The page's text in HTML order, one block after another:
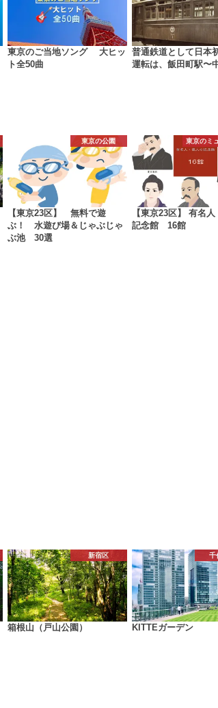
東京のご当地ソング 大ヒッ
ト全50曲
普通鉄道として日本
運転は、飯田町駅〜
東京の公園
【東京23区】 無料で遊
ぶ！ 水遊び場＆じゃぶじゃ
ぶ池 30選
東京のミ
【東京23区】 有名
記念館 16館
新宿区
箱根山（戸山公園）
千
KITTEガーデン